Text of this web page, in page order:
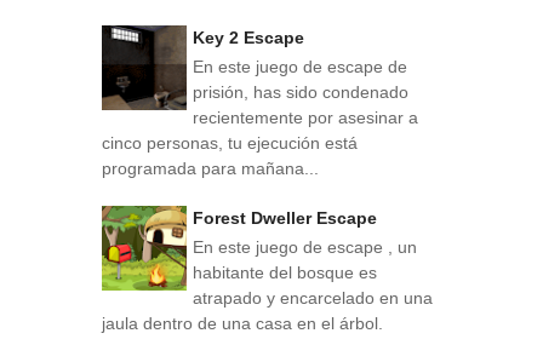
Key 2 Escape
En este juego de escape de
prisión, has sido condenado
recientemente por asesinar a
cinco personas, tu ejecución está
programada para mañana...
Forest Dweller Escape
En este juego de escape , un
habitante del bosque es
atrapado y encarcelado en una
jaula dentro de una casa en el árbol.